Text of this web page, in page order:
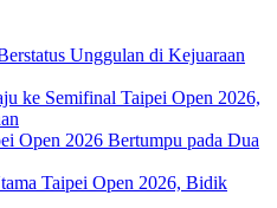
Unggulan di Kejuaraan
ke Semifinal Taipei Open 2026,
Open 2026 Bertumpu pada Dua
Taipei Open 2026, Bidik